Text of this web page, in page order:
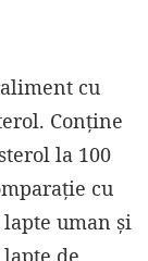
cu
Conține
la 100
cu
uman și
de